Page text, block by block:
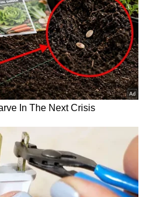
ಪ್ರತಿಕ್ರಿಯಿಸಿರುವ ಪಿಸಿಸಿಎಫ್‌
ನಡೆಸಲಾಗುವುದು. ಒಂದು
ಸೂಕ್ತ ದಾಖಲೆ